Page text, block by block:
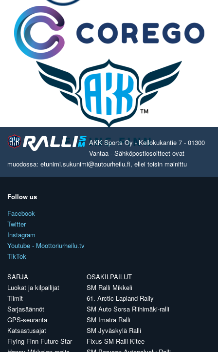
AKK Sports Oy - Kellokukantie 7 - 01300
Vantaa - Sähköpostiosoitteet ovat
muodossa: etunimi.sukunimi@autourheilu.fi, ellei toisin mainittu
Follow us
Facebook
Twitter
Instagram
Youtube - Moottoriurheilu.tv
TikTok
SARJA
Luokat ja kilpailijat
Tiimit
Sarjasäännöt
GPS-seuranta
Katsastusajat
Flying Finn Future Star
OSAKILPAILUT
SM Ralli Mikkeli
61. Arctic Lapland Rally
SM Auto Sorsa Riihimäki-ralli
SM Imatra Ralli
SM Jyväskylä Ralli
Fixus SM Ralli Kitee